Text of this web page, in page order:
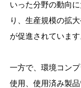
いった分野の動向
り、生産規模の拡
が促進されています
一方で、環境コン
使用、使用済み製